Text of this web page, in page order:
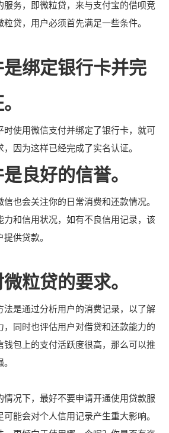
服务，即微粒贷，来与支付宝的借呗竞
贷，用户必须首先满足一些条件。
绑定银行卡并完
时使用微信支付并绑定了银行卡，就可
因为这样已经完成了实名认证。
良好的信誉。
也会关注你的日常消费和还款情况。
力和信用状况，如有不良信用记录，该
供贷款。
粒贷的要求。
法是通过分析用户的消费记录，以了解
，同时也评估用户对借贷和还款能力的
钱包上的支付活跃度很高，那么可以推
情况下，最好不要申请开通使用贷款服
能会对个人信用记录产生重大影响。